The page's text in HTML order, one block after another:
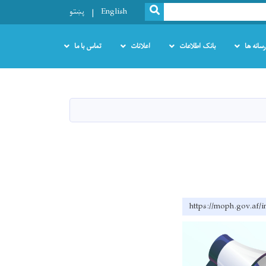
SEARCH
English پښتو
رسانه ها بانک اطلاعات اعلانات تماس با ما
https://moph.gov.af/